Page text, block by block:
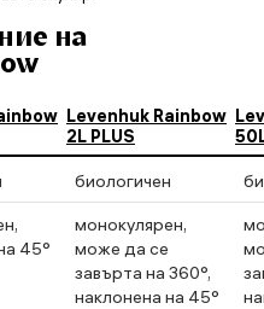
на
Levenhuk Rainbow
2L PLUS
биологичен
45°
монокулярен,
може да се
завърта на 360°,
наклонена на 45°